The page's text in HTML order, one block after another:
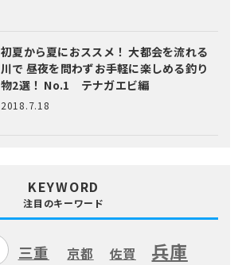
初夏から夏におススメ！ 大都会を流れる
川で 昼夜を問わずお手軽に楽しめる釣り
物2選！ No.1 テナガエビ編
2018.7.18
KEYWORD
注目のキーワード
三重 京都 佐賀 兵庫